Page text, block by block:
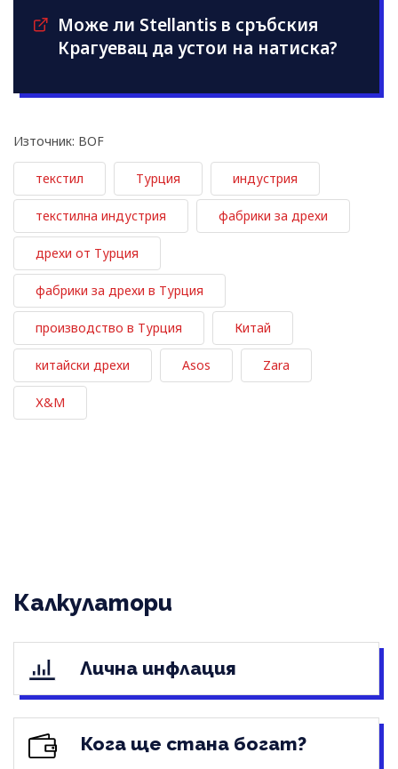
Може ли Stellantis в сръбския
Крагуевац да устои на натиска?
Източник: BOF
текстил Турция индустрия
текстилна индустрия фабрики за дрехи
дрехи от Турция
фабрики за дрехи в Турция
производство в Турция Китай
китайски дрехи Asos Zara
Х&M
Калкулатори
Лична инфлация
Кога ще стана богат?